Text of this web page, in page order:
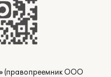
(правопреемник ООО